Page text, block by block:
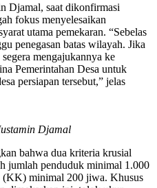
Djamal, saat dikonfirmasi
fokus menyelesaikan
utama pemekaran. “Sebelas
penegasan batas wilayah. Jika
mengajukannya ke
Pemerintahan Desa untuk
persiapan tersebut,” jelas
Djamal
bahwa dua kriteria krusial
jumlah penduduk minimal 1.000
(KK) minimal 200 jiwa. Khusus